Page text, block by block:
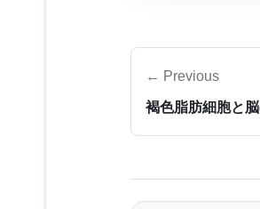
できる。エボラ
ず、成長し、感
胞の遺伝子組換
全ウイルス・ワ
にワクチンを化
← Previous